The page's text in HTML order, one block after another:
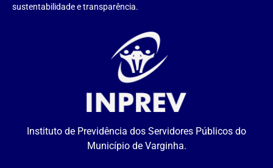
sustentabilidade e transparência.
Instituto de Previdência dos Servidores Públicos do
Município de Varginha.